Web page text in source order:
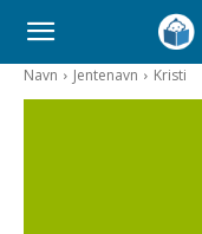
Navn Jentenavn Kristi